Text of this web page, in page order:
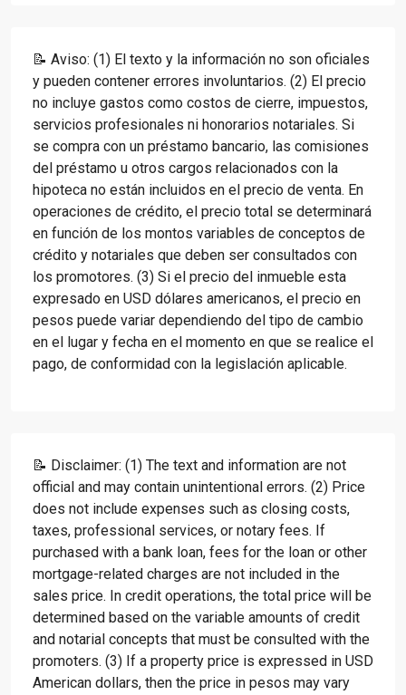
📝 Aviso: (1) El texto y la información no son oficiales
y pueden contener errores involuntarios. (2) El precio
no incluye gastos como costos de cierre, impuestos,
servicios profesionales ni honorarios notariales. Si
se compra con un préstamo bancario, las comisiones
del préstamo u otros cargos relacionados con la
hipoteca no están incluidos en el precio de venta. En
operaciones de crédito, el precio total se determinará
en función de los montos variables de conceptos de
crédito y notariales que deben ser consultados con
los promotores. (3) Si el precio del inmueble esta
expresado en USD dólares americanos, el precio en
pesos puede variar dependiendo del tipo de cambio
en el lugar y fecha en el momento en que se realice el
pago, de conformidad con la legislación aplicable.
📝 Disclaimer: (1) The text and information are not
official and may contain unintentional errors. (2) Price
does not include expenses such as closing costs,
taxes, professional services, or notary fees. If
purchased with a bank loan, fees for the loan or other
mortgage-related charges are not included in the
sales price. In credit operations, the total price will be
determined based on the variable amounts of credit
and notarial concepts that must be consulted with the
promoters. (3) If a property price is expressed in USD
American dollars, then the price in pesos may vary